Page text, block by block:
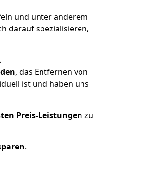
und unter anderem
darauf spezialisieren,
, das Entfernen von
ist und haben uns
Preis-Leistungen zu
.